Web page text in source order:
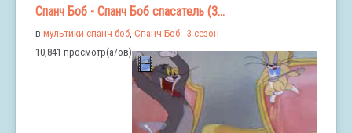
Спанч Боб - Спанч Боб спасатель (3...
в мультики спанч боб Спанч Боб - 3 сезон
10,841 просмотр(а/ов)